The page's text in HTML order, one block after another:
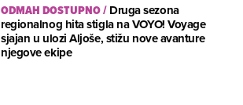
ODMAH DOSTUPNO/Druga sezona
regionalnog hita stigla na VOYO! Voyage
sjajan u ulozi Aljoše, stižu nove avanture
njegove ekipe